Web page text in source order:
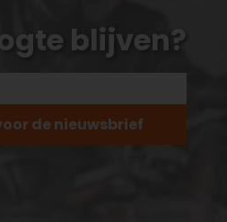
blijven?
de nieuwsbrief